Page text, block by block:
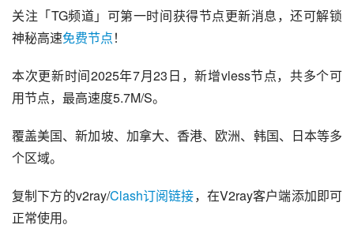
关注「TG频道」可第一时间获得节点更新消息，还可解锁
神秘高速免费节点！
本次更新时间2025年7月23日，新增vless节点，共多个可
用节点，最高速度5.7M/S。
覆盖美国、新加坡、加拿大、香港、欧洲、韩国、日本等多
个区域。
复制下方的v2ray/Clash订阅链接，在V2ray客户端添加即可
正常使用。